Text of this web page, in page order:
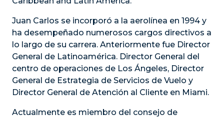
Juan Carlos se incorporó a la aerolínea en 1994 y
ha desempeñado numerosos cargos directivos a
lo largo de su carrera. Anteriormente fue Director
General de Latinoamérica. Director General del
centro de operaciones de Los Ángeles, Director
General de Estrategia de Servicios de Vuelo y
Director General de Atención al Cliente en Miami.
Actualmente es miembro del consejo de